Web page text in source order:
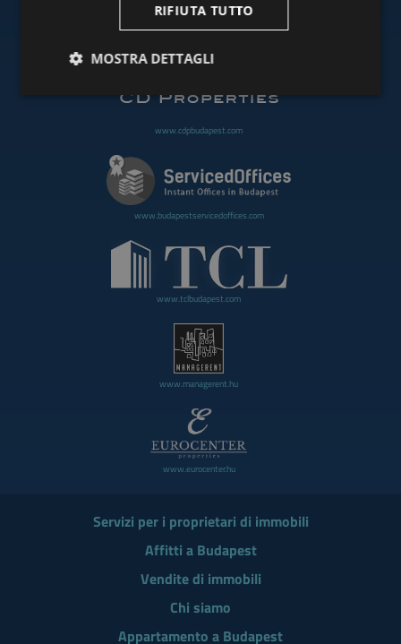
www.budapestpropertysellers.com
www.cdpbudapest.com
www.budapestservicedoffices.com
www.tclbudapest.com
www.managerent.hu
www.eurocenter.hu
Servizi per i proprietari di immobili
Affitti a Budapest
Vendite di immobili
Chi siamo
Appartamento a Budapest
RIFIUTA TUTTO
MOSTRA DETTAGLI